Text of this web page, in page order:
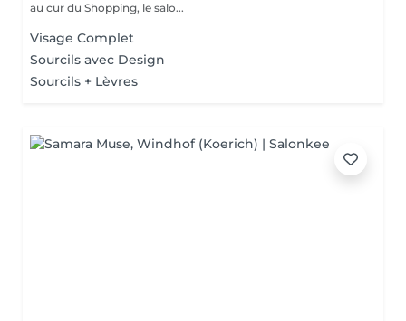
au cur du Shopping, le salo...
Visage Complet
Sourcils avec Design
Sourcils + Lèvres